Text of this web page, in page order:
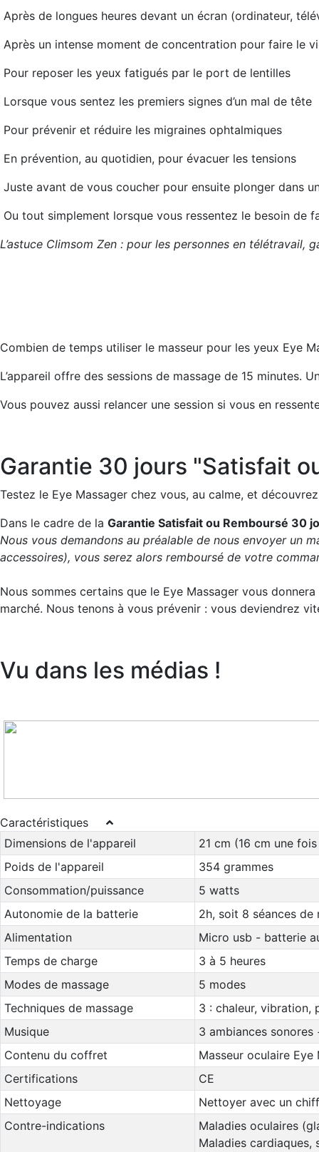
Après de longues heures devant un écran (ordinateur,
Après un intense moment de concentration pour faire le
Pour reposer les yeux fatigués par le port de lentilles
Lorsque vous sentez les premiers signes d’un mal de tête
Pour prévenir et réduire les migraines ophtalmiques
En prévention, au quotidien, pour évacuer les tensions
Juste avant de vous coucher pour ensuite plonger dans
Ou tout simplement lorsque vous ressentez le besoin de
L’astuce Climsom Zen : pour les personnes en
Combien de temps utiliser le masseur pour les yeux Eye
L’appareil offre des sessions de massage de 15 minutes.
Vous pouvez aussi relancer une session si vous en
Garantie 30 jours "Satisfait
Testez le Eye Massager chez vous, au calme, et
Dans le cadre de la Garantie Satisfait ou Remboursé 30
Nous vous demandons au préalable de nous envoyer un
accessoires), vous serez alors remboursé de votre
Nous sommes certains que le Eye Massager vous
marché. Nous tenons à vous prévenir : vous deviendrez
Vu dans les médias !
Caractéristiques
Dimensions de l'appareil
21 cm (16 cm une
Poids de l'appareil
354 grammes
Consommation/puissance
5 watts
Autonomie de la batterie
2h, soit 8 séances de
Alimentation
Micro usb - batterie
Temps de charge
3 à 5 heures
Modes de massage
5 modes
Techniques de massage
3 : chaleur, vibration,
Musique
3 ambiances
Contenu du coffret
Masseur oculaire
Certifications
CE
Nettoyage
Nettoyer avec un
Contre-indications
Maladies oculaires
Maladies cardiaques,